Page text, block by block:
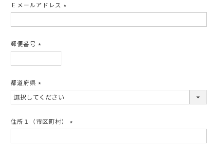
Ｅメールアドレス
須)
郵便番号
須)
都道府県
(必
須)
住所１（市区町村）
須)